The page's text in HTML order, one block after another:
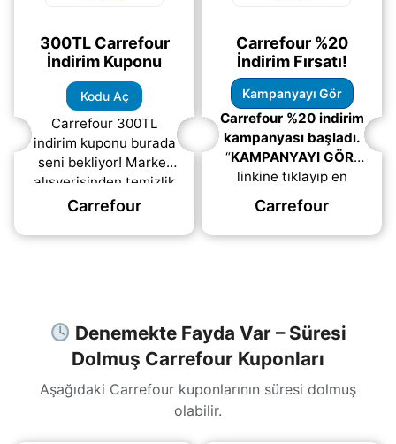
300TL Carrefour
İndirim Kuponu
Kodu Aç
Carrefour 300TL
indirim kuponu burada
seni bekliyor! Market
alışverişinden temizlik
ürünlerine, kişisel
kategorisine kadar pek
Carrefour
Carrefour %20
İndirim Fırsatı!
Kampanyayı Gör
Carrefour %20 indirim
kampanyası başladı.
“KAMPANYAYI GÖR”
linkine tıklayıp en
güncel detaylarını
okuyabileceğiniz bu
kampanyaya katılım
Carrefour
Denemekte Fayda Var – Süresi
Dolmuş Carrefour Kuponları
Aşağıdaki Carrefour kuponlarının süresi dolmuş
olabilir.